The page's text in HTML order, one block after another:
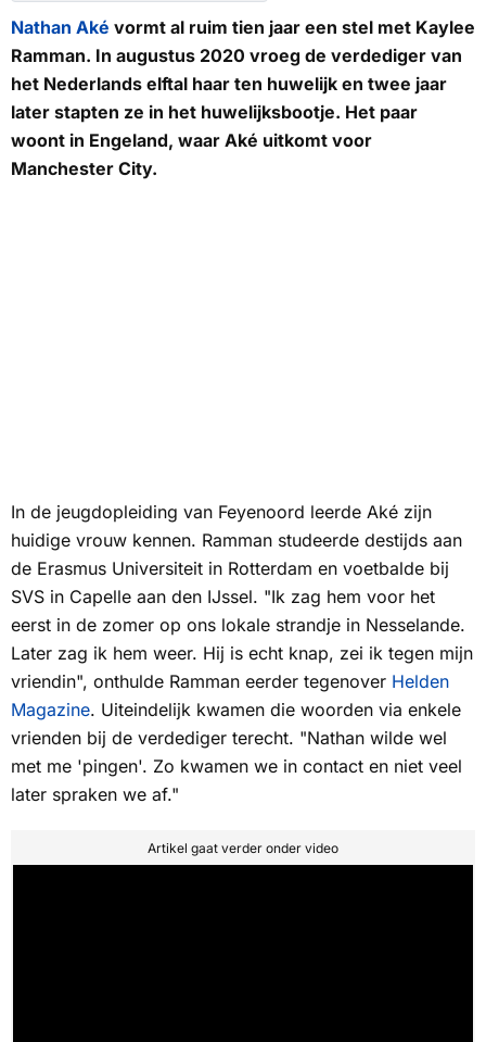
Nathan Aké vormt al ruim tien jaar een stel met Kaylee
Ramman. In augustus 2020 vroeg de verdediger van
het Nederlands elftal haar ten huwelijk en twee jaar
later stapten ze in het huwelijksbootje. Het paar
woont in Engeland, waar Aké uitkomt voor
Manchester City.
In de jeugdopleiding van Feyenoord leerde Aké zijn
huidige vrouw kennen. Ramman studeerde destijds aan
de Erasmus Universiteit in Rotterdam en voetbalde bij
SVS in Capelle aan den IJssel. "Ik zag hem voor het
eerst in de zomer op ons lokale strandje in Nesselande.
Later zag ik hem weer. Hij is echt knap, zei ik tegen mijn
vriendin", onthulde Ramman eerder tegenover Helden
Magazine. Uiteindelijk kwamen die woorden via enkele
vrienden bij de verdediger terecht. "Nathan wilde wel
met me 'pingen'. Zo kwamen we in contact en niet veel
later spraken we af."
Artikel gaat verder onder video